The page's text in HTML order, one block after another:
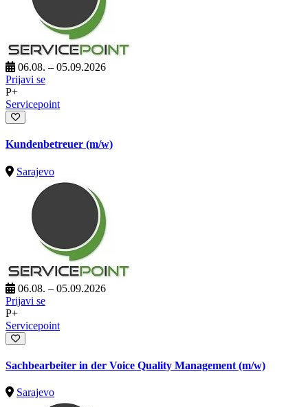
06.08. – 05.09.2026
Prijavi se
P+
Servicepoint
Kundenbetreuer (m/w)
Sarajevo
06.08. – 05.09.2026
Prijavi se
P+
Servicepoint
Sachbearbeiter in der Voice Quality Management (m/w)
Sarajevo